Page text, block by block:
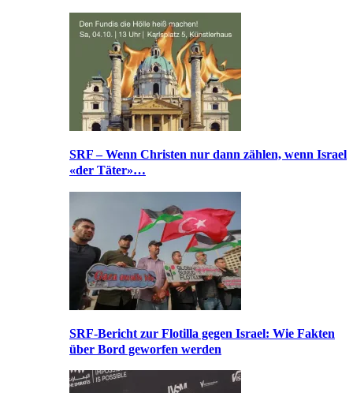
SRF – Wenn Christen nur dann zählen, wenn Israel
«der Täter»…
SRF-Bericht zur Flotilla gegen Israel: Wie Fakten
über Bord geworfen werden